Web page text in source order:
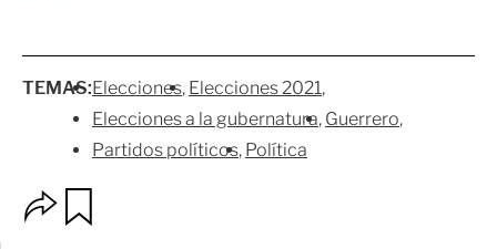
TEMAS:Elecciones Elecciones 2021
Elecciones a la gubernatura Guerrero
Partidos políticos Política
p